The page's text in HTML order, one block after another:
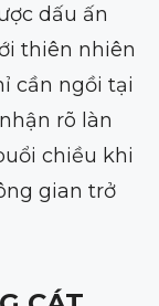
dấu ấn
thiên nhiên
cần ngồi tại
rõ làn
chiều khi
gian trở